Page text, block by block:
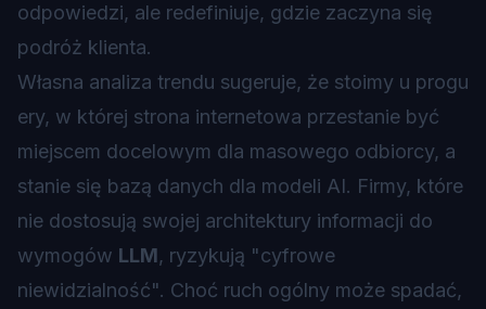
odpowiedzi, ale redefiniuje, gdzie zaczyna się
podróż klienta.
Własna analiza trendu sugeruje, że stoimy u progu
ery, w której strona internetowa przestanie być
miejscem docelowym dla masowego odbiorcy, a
stanie się bazą danych dla modeli AI. Firmy, które
nie dostosują swojej architektury informacji do
wymogów LLM, ryzykują "cyfrowe
niewidzialność". Choć ruch ogólny może spadać,